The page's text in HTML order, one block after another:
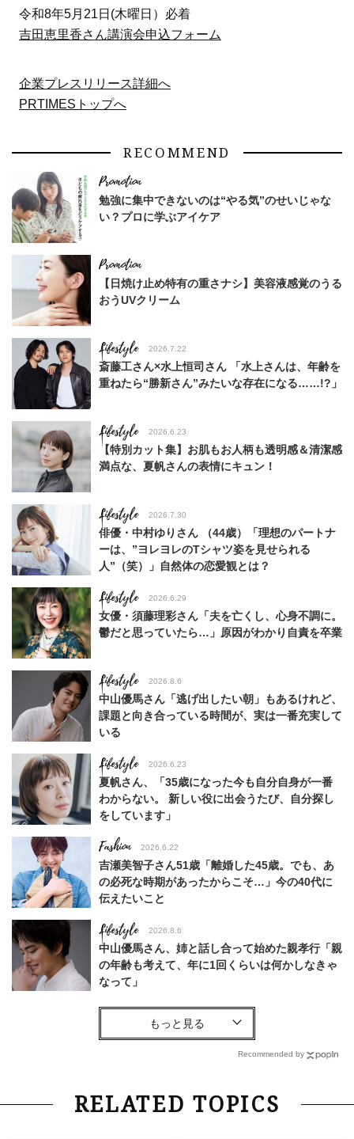
令和8年5月21日(木曜日）必着
吉田恵里香さん講演会申込フォーム
企業プレスリリース詳細へ
PRTIMESトップへ
RECOMMEND
勉強に集中できないのは“やる気”のせいじゃな
い？プロに学ぶアイケア
【日焼け止め特有の重さナシ】美容液感覚のうる
おうUVクリーム
Lifestyle 2026.7.22
斎藤工さん×水上恒司さん 「水上さんは、年齢を
重ねたら“勝新さん”みたいな存在になる……!?」
Lifestyle 2026.6.23
【特別カット集】お肌もお人柄も透明感＆清潔感
満点な、夏帆さんの表情にキュン！
Lifestyle 2026.7.30
俳優・中村ゆりさん （44歳）「理想のパートナ
ーは、”ヨレヨレのTシャツ姿を見せられる
人”（笑）」自然体の恋愛観とは？
Lifestyle 2026.6.29
女優・須藤理彩さん「夫を亡くし、心身不調に。
鬱だと思っていたら…」原因がわかり自責を卒業
Lifestyle 2026.8.6
中山優馬さん「逃げ出したい朝」もあるけれど、
課題と向き合っている時間が、実は一番充実して
いる
Lifestyle 2026.6.23
夏帆さん、「35歳になった今も自分自身が一番
わからない。 新しい役に出会うたび、自分探し
をしています」
Fashion 2026.6.22
吉瀬美智子さん51歳「離婚した45歳。でも、あ
の必死な時期があったからこそ…」今の40代に
伝えたいこと
Lifestyle 2026.8.6
中山優馬さん、姉と話し合って始めた親孝行「親
の年齢も考えて、年に1回くらいは何かしなきゃ
なって」
Lifestyle
「お若いですね」は褒め言葉？“若い＝美しい”と
Lifestyle 2026.8.6
26年夏の【開運アクション】は”ひと拭き”習
Recommended by
RELATED TOPICS